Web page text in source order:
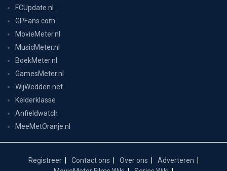
FCUpdate.nl
GPFans.com
MovieMeter.nl
MusicMeter.nl
BoekMeter.nl
GamesMeter.nl
WijWedden.net
Kelderklasse
Anfieldwatch
MeeMetOranje.nl
Registreer Contact ons Over ons
Adverteren